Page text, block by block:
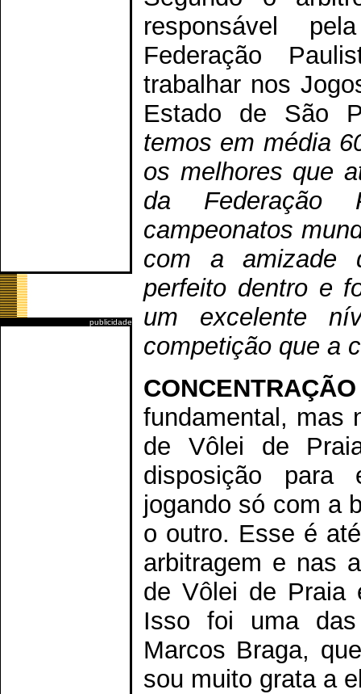
publicidade
responsável
Federação
trabalhar nos
Estado de São
temos em média
os melhores que
da Federação
campeonatos
com a amizade
perfeito dentro e
um excelente
competição que a
fundamental, mas
de Vôlei de
disposição para
jogando só com a
o outro. Esse é
arbitragem e nas
de Vôlei de Praia
Isso foi uma
Marcos Braga,
sou muito grata a